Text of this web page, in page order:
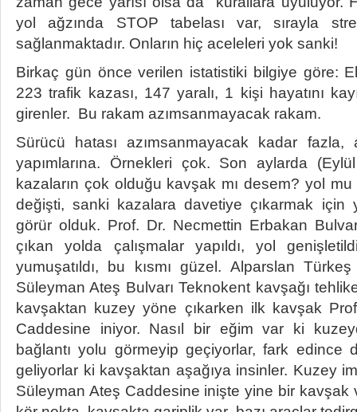
yol ağzında STOP tabelası var, sırayla
sağlanmaktadır. Onların hiç aceleleri yok sanki!
Birkaç gün önce verilen istatistiki bilgiye göre:
223 trafik kazası, 147 yaralı, 1 kişi hayatını
girenler. Bu rakam azımsanmayacak rakam.
Sürücü hatası azımsanmayacak kadar
yapımlarına. Örnekleri çok. Son aylarda
kazaların çok olduğu kavşak mı desem? yol
değişti, sanki kazalara davetiye çıkarmak için
görür olduk. Prof. Dr. Necmettin Erbakan
çıkan yolda çalışmalar yapıldı, yol
yumuşatıldı, bu kısmı güzel. Alparslan
Süleyman Ateş Bulvarı Teknokent kavşağı
kavşaktan kuzey yöne çıkarken ilk kavşak
Caddesine iniyor. Nasıl bir eğim var ki
bağlantı yolu görmeyip geçiyorlar, fark edince
geliyorlar ki kavşaktan aşağıya insinler. Kuzey
Süleyman Ateş Caddesine inişte yine bir kavşak